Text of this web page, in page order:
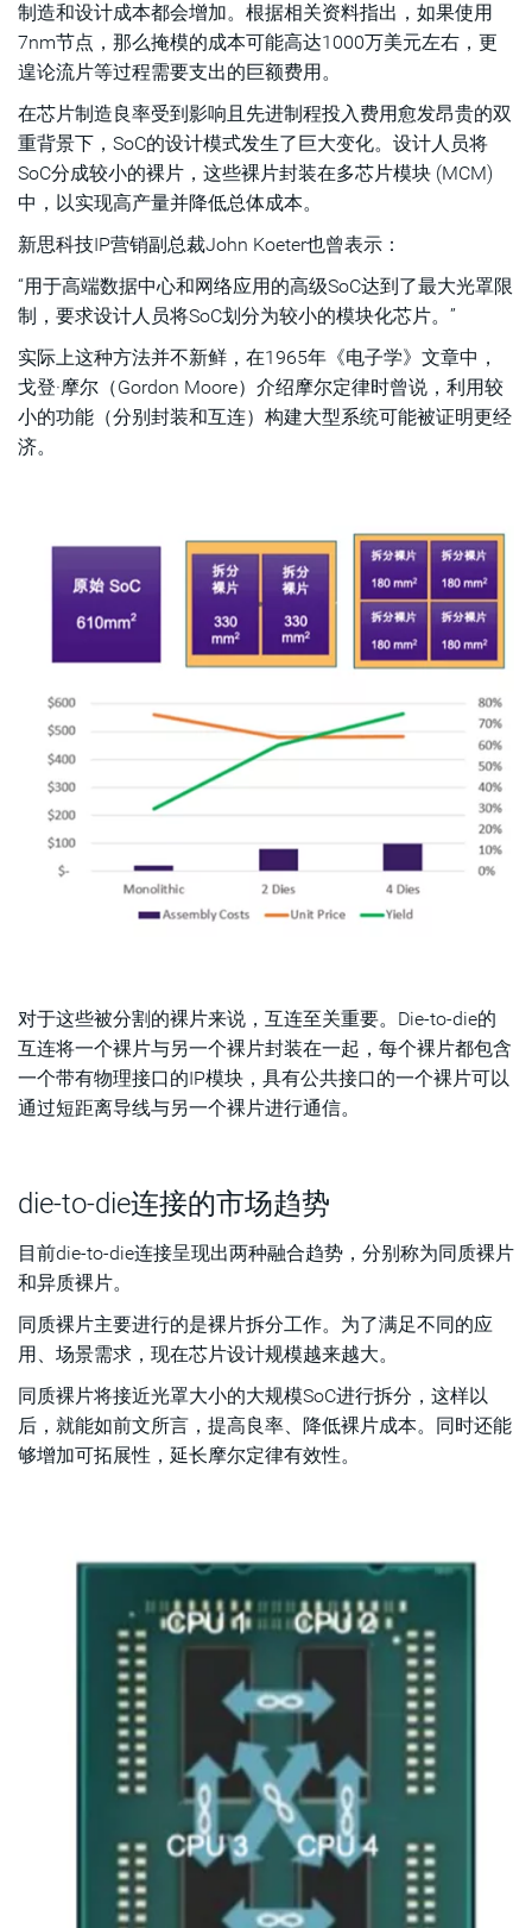
制造和设计成本都会增加。根据相关资料指出，如果使用
7nm节点，那么掩模的成本可能高达1000万美元左右，更
遑论流片等过程需要支出的巨额费用。
在芯片制造良率受到影响且先进制程投入费用愈发昂贵的双
重背景下，SoC的设计模式发生了巨大变化。设计人员将
SoC分成较小的裸片，这些裸片封装在多芯片模块 (MCM)
中，以实现高产量并降低总体成本。
新思科技IP营销副总裁John Koeter也曾表示：
“用于高端数据中心和网络应用的高级SoC达到了最大光罩限
制，要求设计人员将SoC划分为较小的模块化芯片。”
实际上这种方法并不新鲜，在1965年《电子学》文章中，
戈登·摩尔（Gordon Moore）介绍摩尔定律时曾说，利用较
小的功能（分别封装和互连）构建大型系统可能被证明更经
济。
对于这些被分割的裸片来说，互连至关重要。Die-to-die的
互连将一个裸片与另一个裸片封装在一起，每个裸片都包含
一个带有物理接口的IP模块，具有公共接口的一个裸片可以
通过短距离导线与另一个裸片进行通信。
die-to-die连接的市场趋势
目前die-to-die连接呈现出两种融合趋势，分别称为同质裸片
和异质裸片。
同质裸片主要进行的是裸片拆分工作。为了满足不同的应
用、场景需求，现在芯片设计规模越来越大。
同质裸片将接近光罩大小的大规模SoC进行拆分，这样以
后，就能如前文所言，提高良率、降低裸片成本。同时还能
够增加可拓展性，延长摩尔定律有效性。